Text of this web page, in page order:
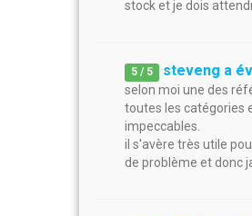
stock et je dois
5 / 5 steveng a
selon moi une des
toutes les catégories
impeccables.
il s'avère très utile
de problème et donc